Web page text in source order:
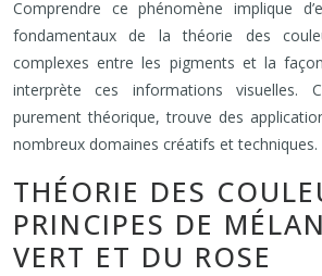
Comprendre ce phénomène implique
fondamentaux de la théorie des
complexes entre les pigments et la
interprète ces informations visuelles.
purement théorique, trouve des
nombreux domaines créatifs et techniques.
THÉORIE DES
PRINCIPES DE
VERT ET DU ROSE